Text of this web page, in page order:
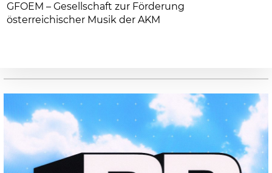
GFOEM – Gesellschaft zur Förderung
österreichischer Musik der AKM